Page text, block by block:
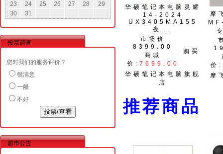
23
24 25 26 27 28
29
30
31
投票调查
您对我们的服务评价？
很满意
一般
不好
超市公告
华硕笔记本电脑灵耀
14-2024
UX3405MA155
夜...
市场价
8399.00
购买
商城
价 :7699.00
华硕笔记本电脑旗舰
店
摩
价
摩
推荐